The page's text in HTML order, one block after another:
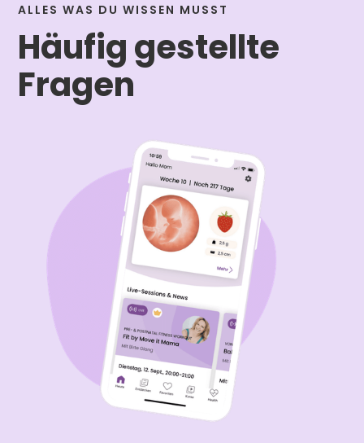
ALLES WAS DU WISSEN MUSST
Häufig gestellte
Fragen